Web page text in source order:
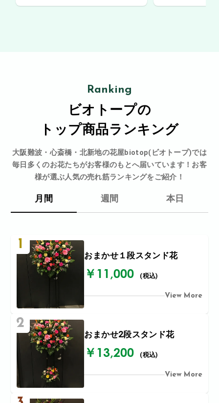
Ranking
ビオトープの
トップ商品ランキング
大阪難波・心斎橋・北新地の花屋biotop(ビオトープ)では
毎日多くのお花たちがお客様のもとへ届いています！お客
様が選ぶ人気の売れ筋ランキングをご紹介！
月間 週間 本日
1
おまかせ１段スタンド花
￥11,000 (税込)
View More
2
おまかせ2段スタンド花
￥13,200 (税込)
View More